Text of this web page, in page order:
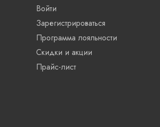
Войти
Зарегистрироваться
Программа лояльности
Скидки и акции
Прайс-лист